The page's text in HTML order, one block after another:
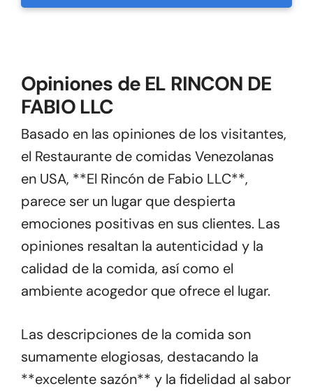
Opiniones de EL RINCON DE
FABIO LLC
Basado en las opiniones de los visitantes,
el Restaurante de comidas Venezolanas
en USA, **El Rincón de Fabio LLC**,
parece ser un lugar que despierta
emociones positivas en sus clientes. Las
opiniones resaltan la autenticidad y la
calidad de la comida, así como el
ambiente acogedor que ofrece el lugar.
Las descripciones de la comida son
sumamente elogiosas, destacando la
**excelente sazón** y la fidelidad al sabor